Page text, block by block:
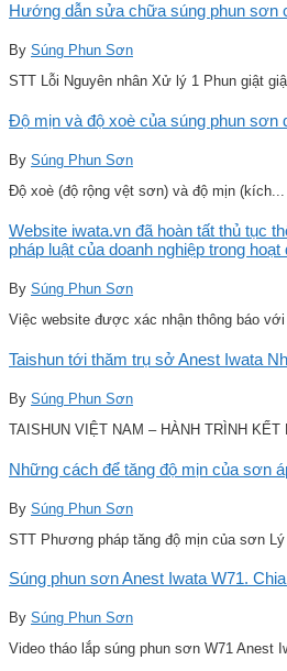
Hướng dẫn sửa chữa súng phun sơn
By Súng Phun Sơn
STT Lỗi Nguyên nhân Xử lý 1 Phun giật
Độ mịn và độ xoè của súng phun sơn
By Súng Phun Sơn
Độ xoè (độ rộng vệt sơn) và độ mịn (kích...
Website iwata.vn đã hoàn tất thủ tục
pháp luật của doanh nghiệp trong
By Súng Phun Sơn
Việc website được xác nhận thông báo với
Taishun tới thăm trụ sở Anest Iwata
By Súng Phun Sơn
TAISHUN VIỆT NAM – HÀNH TRÌNH KẾT
Những cách để tăng độ mịn của sơn
By Súng Phun Sơn
STT Phương pháp tăng độ mịn của sơn Lý
Súng phun sơn Anest Iwata W71.
By Súng Phun Sơn
Video tháo lắp súng phun sơn W71 Anest